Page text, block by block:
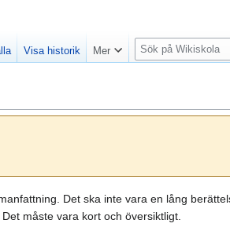
Det ska inte vara en lång
måste vara kort och översiktligt.
Visa historik Mer
S
ö